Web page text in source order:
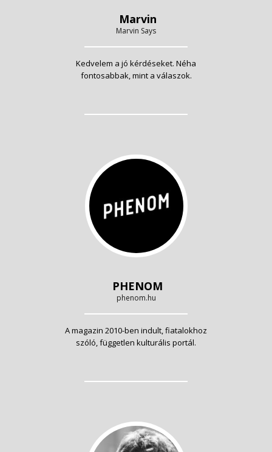
Marvin
Marvin Says
Kedvelem a jó kérdéseket. Néha
fontosabbak, mint a válaszok.
PHENOM
phenom.hu
A magazin 2010-ben indult, fiatalokhoz
szóló, független kulturális portál.